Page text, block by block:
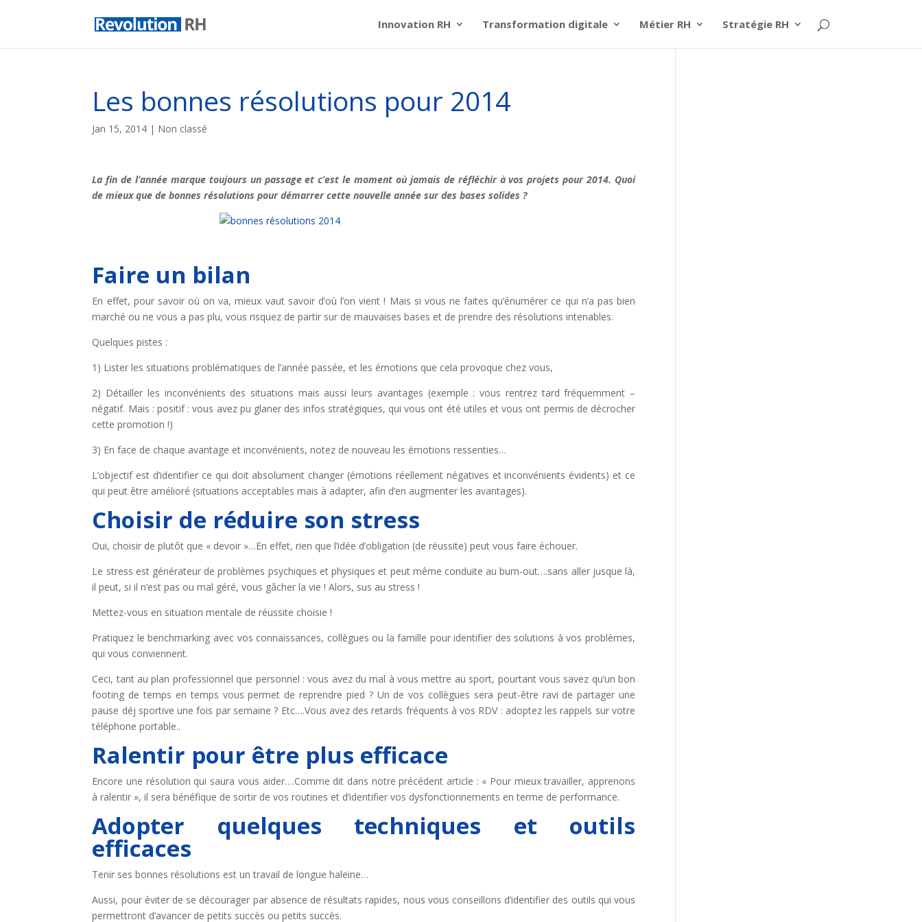
Innovation RH Transformation digitale Métier RH Stratégie RH
Les bonnes résolutions pour 2014
Jan 15, 2014 | Non classé
La fin de l’année marque toujours un passage et c’est le moment où jamais de réfléchir à vos projets pour 2014. Quoi
de mieux que de bonnes résolutions pour démarrer cette nouvelle année sur des bases solides ?
Faire un bilan
En effet, pour savoir où on va, mieux vaut savoir d’où l’on vient ! Mais si vous ne faites qu’énumérer ce qui n’a pas bien
marché ou ne vous a pas plu, vous risquez de partir sur de mauvaises bases et de prendre des résolutions intenables.
Quelques pistes :
1) Lister les situations problématiques de l’année passée, et les émotions que cela provoque chez vous,
2) Détailler les inconvénients des situations mais aussi leurs avantages (exemple : vous rentrez tard fréquemment –
négatif. Mais : positif : vous avez pu glaner des infos stratégiques, qui vous ont été utiles et vous ont permis de décrocher
cette promotion !)
3) En face de chaque avantage et inconvénients, notez de nouveau les émotions ressenties…
L’objectif est d’identifier ce qui doit absolument changer (émotions réellement négatives et inconvénients évidents) et ce
qui peut être amélioré (situations acceptables mais à adapter, afin d’en augmenter les avantages).
Choisir de réduire son stress
Oui, choisir de plutôt que « devoir »…En effet, rien que l’idée d’obligation (de réussite) peut vous faire échouer.
Le stress est générateur de problèmes psychiques et physiques et peut même conduite au burn-out….sans aller jusque là,
il peut, si il n’est pas ou mal géré, vous gâcher la vie ! Alors, sus au stress !
Mettez-vous en situation mentale de réussite choisie !
Pratiquez le benchmarking avec vos connaissances, collègues ou la famille pour identifier des solutions à vos problèmes,
qui vous conviennent.
Ceci, tant au plan professionnel que personnel : vous avez du mal à vous mettre au sport, pourtant vous savez qu’un bon
footing de temps en temps vous permet de reprendre pied ? Un de vos collègues sera peut-être ravi de partager une
pause déj sportive une fois par semaine ? Etc….Vous avez des retards fréquents à vos RDV : adoptez les rappels sur votre
téléphone portable..
Ralentir pour être plus efficace
Encore une résolution qui saura vous aider….Comme dit dans notre précédent article : « Pour mieux travailler, apprenons
à ralentir », il sera bénéfique de sortir de vos routines et d’identifier vos dysfonctionnements en terme de performance.
Adopter quelques techniques et outils
efficaces
Tenir ses bonnes résolutions est un travail de longue haleine…
Aussi, pour éviter de se décourager par absence de résultats rapides, nous vous conseillons d’identifier des outils qui vous
permettront d’avancer de petits succès ou petits succès.